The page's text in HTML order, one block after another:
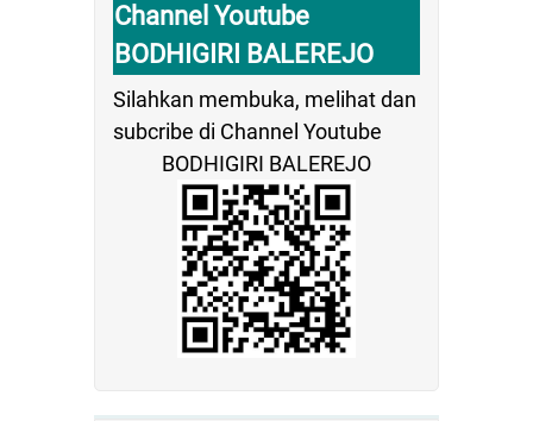
Channel Youtube
BODHIGIRI BALEREJO
Silahkan membuka, melihat dan
subcribe di Channel Youtube
BODHIGIRI BALEREJO